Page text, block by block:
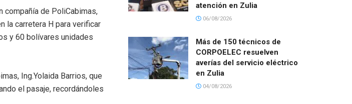
compañía de PoliCabimas,
la carretera H para verificar
y 60 bolívares unidades
Ing.Yolaida Barrios, que
el pasaje, recordándoles
atención en Zulia
06/08/2026
Más de 150 técnicos de
CORPOELEC resuelven
averías del servicio eléctrico
en Zulia
04/08/2026